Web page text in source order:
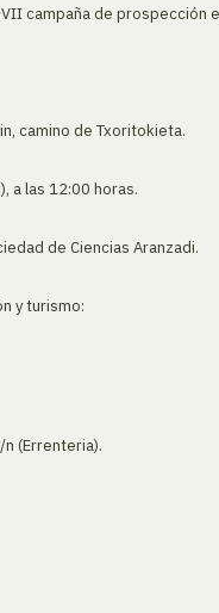
campaña de
camino de Txoritokieta.
a las 12:00 horas.
de Ciencias Aranzadi.
y turismo:
n (Errenteria).